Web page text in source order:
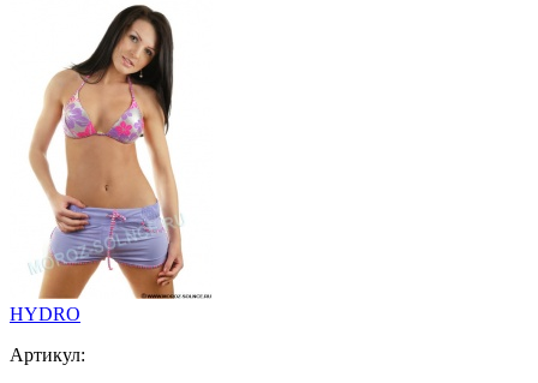
HYDRO
Артикул: